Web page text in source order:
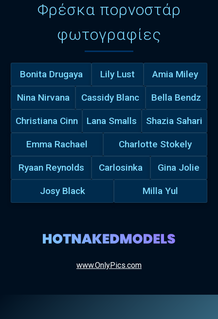
Φρέσκα πορνοστάρ
φωτογραφίες
Bonita Drugaya Lily Lust Amia Miley
Nina Nirvana Cassidy Blanc Bella Bendz
Christiana Cinn Lana Smalls Shazia Sahari
Emma Rachael Charlotte Stokely
Ryaan Reynolds Carlosinka Gina Jolie
Josy Black Milla Yul
www.OnlyPics.com